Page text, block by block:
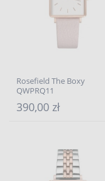
Rosefield The Boxy
QWPRQ11
390,00 zł